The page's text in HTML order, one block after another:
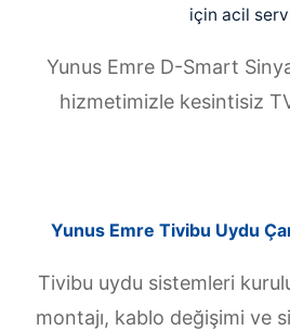
için acil
Yunus Emre D-Smart
hizmetimizle kesintisiz
Yunus Emre Tivibu Uydu
Tivibu uydu sistemleri
montajı, kablo değişimi ve